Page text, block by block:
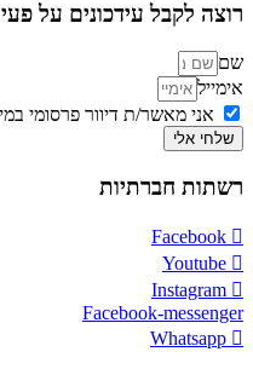
רוצה לקבל עידכונים על
שם
אימייל
אני מאשר/ת דיוור פרסומי
שלחי אלי
רשתות חברתיות
Facebook
Youtube
Instagram
Facebook-messenger
Whatsapp